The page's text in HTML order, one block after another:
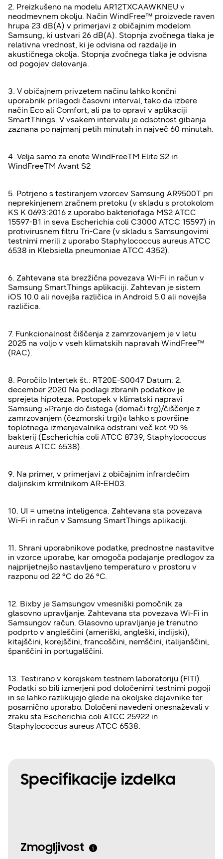
2. Preizkušeno na modelu AR12TXCAAWKNEU v
neodmevnem okolju. Način WindFree™ proizvede raven
hrupa 23 dB(A) v primerjavi z običajnim modelom
Samsung, ki ustvari 26 dB(A). Stopnja zvočnega tlaka je
relativna vrednost, ki je odvisna od razdalje in
akustičnega okolja. Stopnja zvočnega tlaka je odvisna
od pogojev delovanja.
3. V običajnem privzetem načinu lahko končni
uporabnik prilagodi časovni interval, tako da izbere
način Eco ali Comfort, ali pa to opravi v aplikaciji
SmartThings. V vsakem intervalu je odsotnost gibanja
zaznana po najmanj petih minutah in največ 60 minutah.
4. Velja samo za enote WindFreeTM Elite S2 in
WindFreeTM Avant S2
5. Potrjeno s testiranjem vzorcev Samsung AR9500T pri
neprekinjenem zračnem pretoku (v skladu s protokolom
KS K 0693:2016 z uporabo bakteriofaga MS2 ATCC
15597-B1 in seva Escherichia coli C3000 ATCC 15597) in
protivirusnem filtru Tri-Care (v skladu s Samsungovimi
testnimi merili z uporabo Staphylococcus aureus ATCC
6538 in Klebsiella pneumoniae ATCC 4352).
6. Zahtevana sta brezžična povezava Wi-Fi in račun v
Samsung SmartThings aplikaciji. Zahtevan je sistem
iOS 10.0 ali novejša različica in Android 5.0 ali novejša
različica.
7. Funkcionalnost čiščenja z zamrzovanjem je v letu
2025 na voljo v vseh klimatskih napravah WindFree™
(RAC).
8. Poročilo Intertek št.: RT20E-S0047 Datum: 2.
december 2020 Na podlagi zbranih podatkov je
sprejeta hipoteza: Postopek v klimatski napravi
Samsung »Pranje do čistega (domači trg)/čiščenje z
zamrzovanjem (čezmorski trgi)« lahko s površine
toplotnega izmenjevalnika odstrani več kot 90 %
bakterij (Escherichia coli ATCC 8739, Staphylococcus
aureus ATCC 6538).
9. Na primer, v primerjavi z običajnim infrardečim
daljinskim krmilnikom AR-EH03.
10. UI = umetna inteligenca. Zahtevana sta povezava
Wi-Fi in račun v Samsung SmartThings aplikaciji.
11. Shrani uporabnikove podatke, prednostne nastavitve
in vzorce uporabe, kar omogoča podajanje predlogov za
najprijetnejšo nastavljeno temperaturo v prostoru v
razponu od 22 °C do 26 °C.
12. Bixby je Samsungov vmesniški pomočnik za
glasovno upravljanje. Zahtevana sta povezava Wi-Fi in
Samsungov račun. Glasovno upravljanje je trenutno
podprto v angleščini (ameriški, angleški, indijski),
kitajščini, korejščini, francoščini, nemščini, italijanščini,
španščini in portugalščini.
13. Testirano v korejskem testnem laboratoriju (FITI).
Podatki so bili izmerjeni pod določenimi testnimi pogoji
in se lahko razlikujejo glede na okoljske dejavnike ter
posamično uporabo. Določeni navedeni onesnaževali v
zraku sta Escherichia coli ATCC 25922 in
Staphylococcus aureus ATCC 6538.
Specifikacije izdelka
Zmogljivost